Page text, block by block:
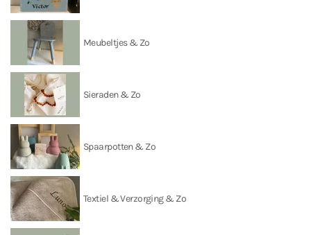
Meubeltjes & Zo
Sieraden & Zo
Spaarpotten & Zo
Textiel & Verzorging & Zo